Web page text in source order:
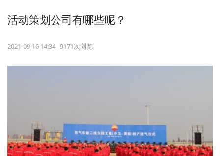
活动策划公司有哪些呢？
2021-09-16 14:34 9171次浏览